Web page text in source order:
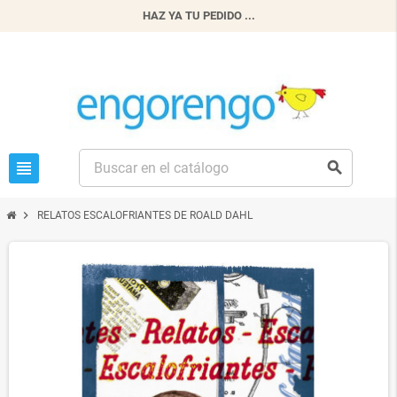
HAZ YA TU PEDIDO ...
view_headline search
chevron_right RELATOS ESCALOFRIANTES DE ROALD DAHL